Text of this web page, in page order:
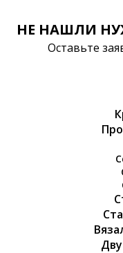
НЕ НАШЛИ
Оставьте